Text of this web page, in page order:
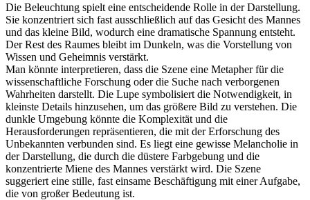
Die Beleuchtung spielt eine entscheidende Rolle in der Darstellung.
Sie konzentriert sich fast ausschließlich auf das Gesicht des Mannes
und das kleine Bild, wodurch eine dramatische Spannung entsteht.
Der Rest des Raumes bleibt im Dunkeln, was die Vorstellung von
Wissen und Geheimnis verstärkt.
Man könnte interpretieren, dass die Szene eine Metapher für die
wissenschaftliche Forschung oder die Suche nach verborgenen
Wahrheiten darstellt. Die Lupe symbolisiert die Notwendigkeit, in
kleinste Details hinzusehen, um das größere Bild zu verstehen. Die
dunkle Umgebung könnte die Komplexität und die
Herausforderungen repräsentieren, die mit der Erforschung des
Unbekannten verbunden sind. Es liegt eine gewisse Melancholie in
der Darstellung, die durch die düstere Farbgebung und die
konzentrierte Miene des Mannes verstärkt wird. Die Szene
suggeriert eine stille, fast einsame Beschäftigung mit einer Aufgabe,
die von großer Bedeutung ist.